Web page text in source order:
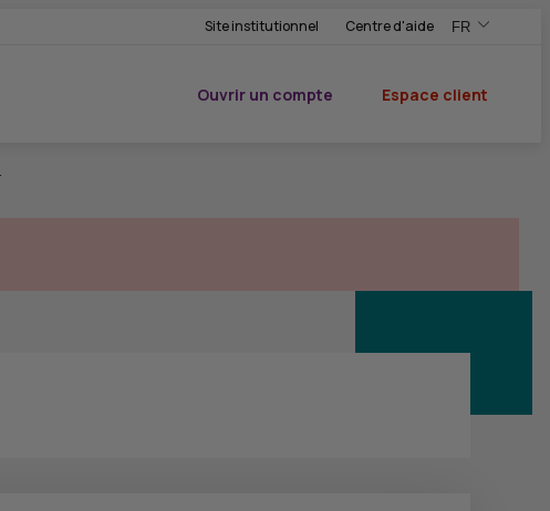
Site institutionnel Centre d'aide FR
,Version
,Changer de
Ouvrir un compte
Espace client